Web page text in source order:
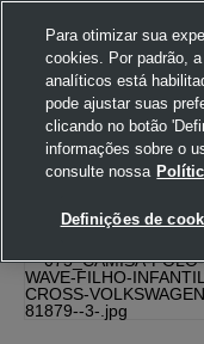
Home Volkswagen
FILTRAR
Para otimizar sua
cookies. Por padrão,
analíticos está
pode ajustar suas
clicando no botão
informações sobre o
consulte nossa
Definições de